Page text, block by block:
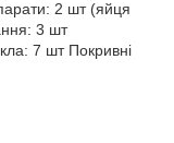
2 шт (яйця
3 шт
7 шт Покривні